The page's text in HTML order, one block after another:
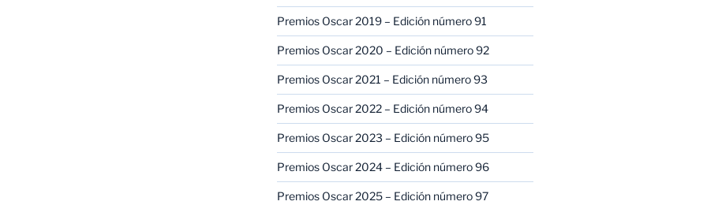
Premios Oscar 2019 – Edición número 91
Premios Oscar 2020 – Edición número 92
Premios Oscar 2021 – Edición número 93
Premios Oscar 2022 – Edición número 94
Premios Oscar 2023 – Edición número 95
Premios Oscar 2024 – Edición número 96
Premios Oscar 2025 – Edición número 97